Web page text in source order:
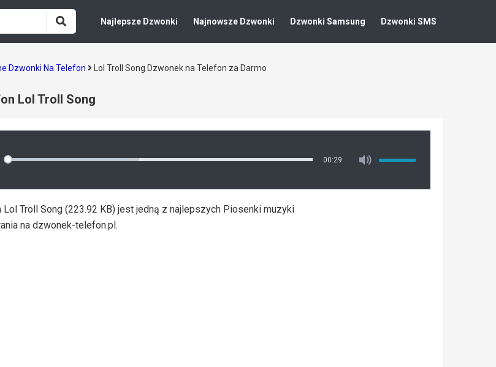
Najlepsze Dzwonki Najnowsze Dzwonki Dzwonki Samsung Dzwonki SMS
Dzwonki Na Telefon Lol Troll Song Dzwonek na Telefon za Darmo
Lol Troll Song
00:29
Troll Song (223.92 KB) jest jedną z najlepszych Piosenki muzyki
na dzwonek-telefon.pl.